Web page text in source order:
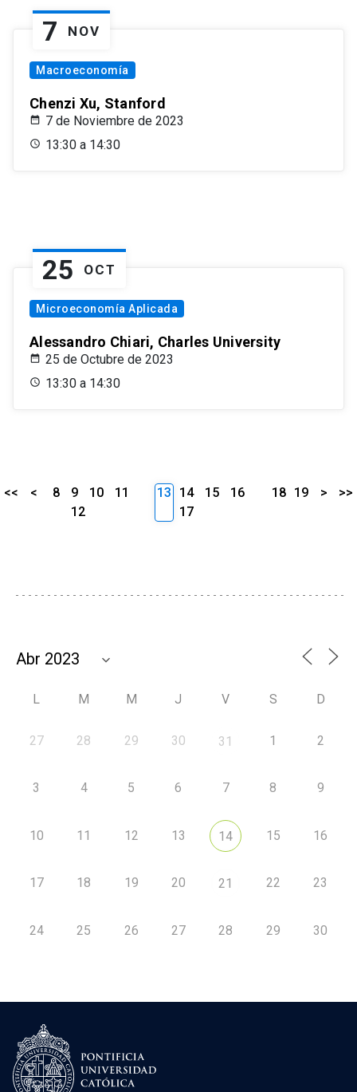
7 NOV
Macroeconomía
Chenzi Xu, Stanford
7 de Noviembre de 2023
13:30 a 14:30
25 OCT
Microeconomía Aplicada
Alessandro Chiari, Charles University
25 de Octubre de 2023
13:30 a 14:30
<< < 8 9 10
11
12
13 14 15
16
17
18 19 > >>
L M M J V S D
27 28 29 30 31 1 2
3 4 5 6 7 8 9
10 11 12 13 14 15 16
17 18 19 20 21 22 23
24 25 26 27 28 29 30